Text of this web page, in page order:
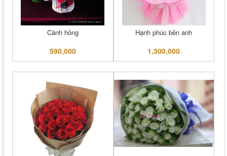
Cánh hồng
590,000
Hạnh phúc bên anh
1,300,000